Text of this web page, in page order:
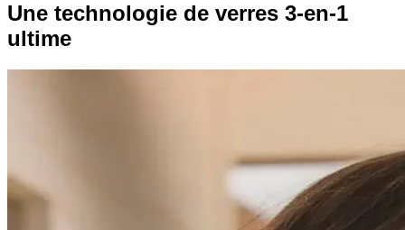
Une technologie de verres 3-en-1
ultime